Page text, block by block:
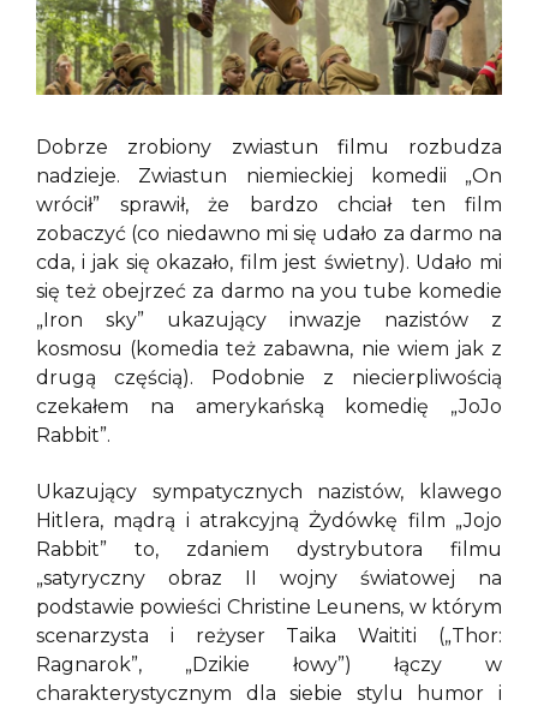
Dobrze zrobiony zwiastun filmu rozbudza
nadzieje. Zwiastun niemieckiej komedii „On
wrócił” sprawił, że bardzo chciał ten film
zobaczyć (co niedawno mi się udało za darmo na
cda, i jak się okazało, film jest świetny). Udało mi
się też obejrzeć za darmo na you tube komedie
„Iron sky” ukazujący inwazje nazistów z
kosmosu (komedia też zabawna, nie wiem jak z
drugą częścią). Podobnie z niecierpliwością
czekałem na amerykańską komedię „JoJo
Rabbit”.
Ukazujący sympatycznych nazistów, klawego
Hitlera, mądrą i atrakcyjną Żydówkę film „Jojo
Rabbit” to, zdaniem dystrybutora filmu
„satyryczny obraz II wojny światowej na
podstawie powieści Christine Leunens, w którym
scenarzysta i reżyser Taika Waititi („Thor:
Ragnarok”, „Dzikie łowy”) łączy w
charakterystycznym dla siebie stylu humor i